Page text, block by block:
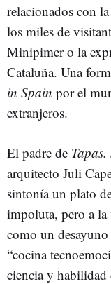
relacionados con
los miles de
Minipimer o la
Cataluña. Una
in Spain por el
extranjeros.
El padre de
arquitecto Juli
sintonía un plato
impoluta, pero a la
como un
“cocina
ciencia y habilidad